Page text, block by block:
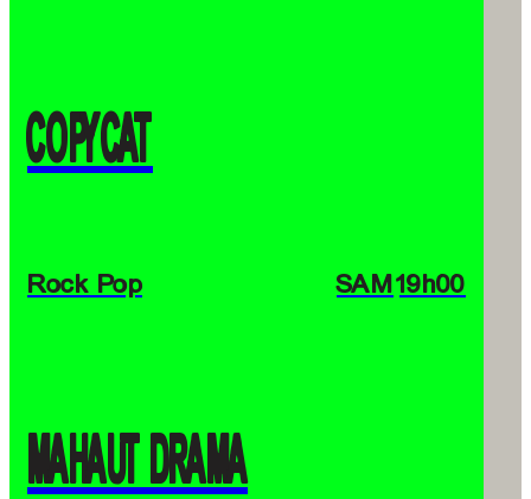
COPYCAT
Rock Pop SAM 19h00
MAHAUT DRAMA